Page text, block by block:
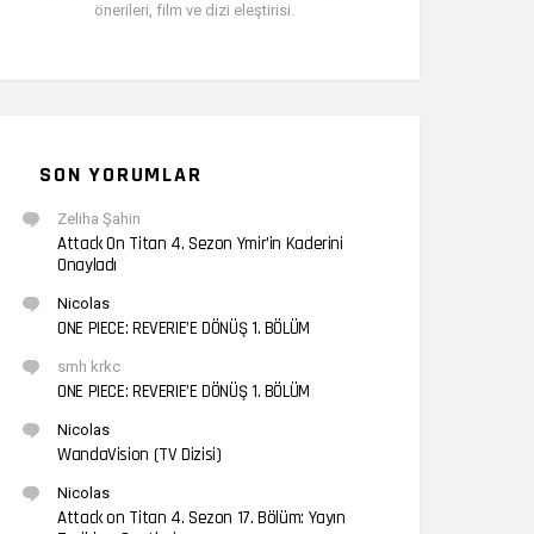
önerileri, film ve dizi eleştirisi.
SON YORUMLAR
Zeliha Şahin
Attack On Titan 4. Sezon Ymir’in Kaderini
Onayladı
Nicolas
ONE PIECE: REVERIE’E DÖNÜŞ 1. BÖLÜM
smh krkc
ONE PIECE: REVERIE’E DÖNÜŞ 1. BÖLÜM
Nicolas
WandaVision (TV Dizisi)
Nicolas
Attack on Titan 4. Sezon 17. Bölüm: Yayın